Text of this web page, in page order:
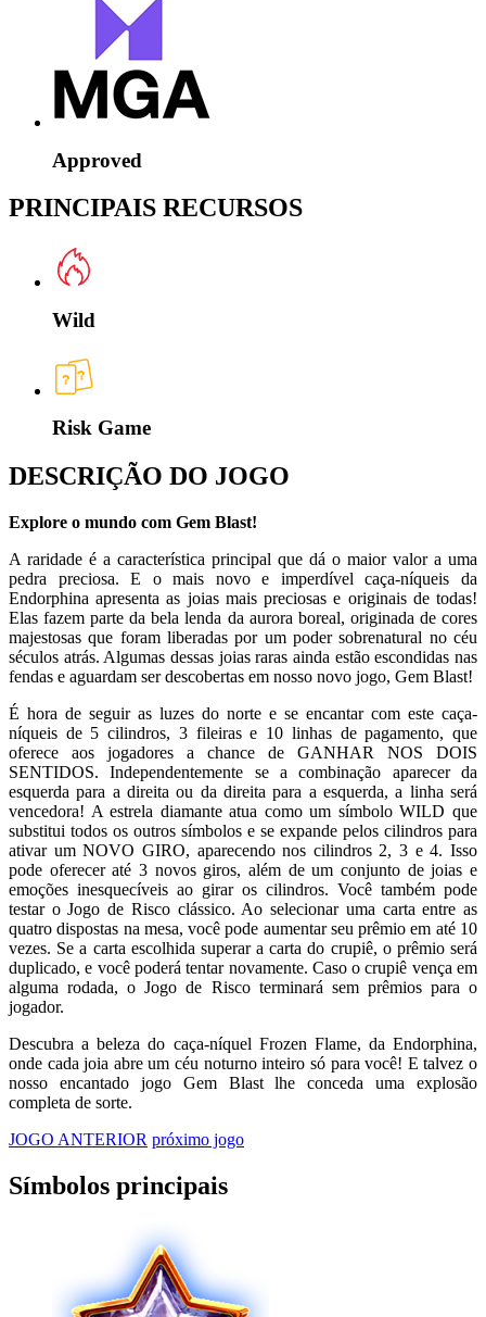
Approved
PRINCIPAIS RECURSOS
Wild
Risk Game
DESCRIÇÃO DO JOGO
Explore o mundo com Gem Blast!
A raridade é a característica principal que dá o maior valor a uma
pedra preciosa. E o mais novo e imperdível caça-níqueis da
Endorphina apresenta as joias mais preciosas e originais de todas!
Elas fazem parte da bela lenda da aurora boreal, originada de cores
majestosas que foram liberadas por um poder sobrenatural no céu
séculos atrás. Algumas dessas joias raras ainda estão escondidas nas
fendas e aguardam ser descobertas em nosso novo jogo, Gem Blast!
É hora de seguir as luzes do norte e se encantar com este caça-
níqueis de 5 cilindros, 3 fileiras e 10 linhas de pagamento, que
oferece aos jogadores a chance de GANHAR NOS DOIS
SENTIDOS. Independentemente se a combinação aparecer da
esquerda para a direita ou da direita para a esquerda, a linha será
vencedora! A estrela diamante atua como um símbolo WILD que
substitui todos os outros símbolos e se expande pelos cilindros para
ativar um NOVO GIRO, aparecendo nos cilindros 2, 3 e 4. Isso
pode oferecer até 3 novos giros, além de um conjunto de joias e
emoções inesquecíveis ao girar os cilindros. Você também pode
testar o Jogo de Risco clássico. Ao selecionar uma carta entre as
quatro dispostas na mesa, você pode aumentar seu prêmio em até 10
vezes. Se a carta escolhida superar a carta do crupiê, o prêmio será
duplicado, e você poderá tentar novamente. Caso o crupiê vença em
alguma rodada, o Jogo de Risco terminará sem prêmios para o
jogador.
Descubra a beleza do caça-níquel Frozen Flame, da Endorphina,
onde cada joia abre um céu noturno inteiro só para você! E talvez o
nosso encantado jogo Gem Blast lhe conceda uma explosão
completa de sorte.
JOGO ANTERIOR próximo jogo
Símbolos principais